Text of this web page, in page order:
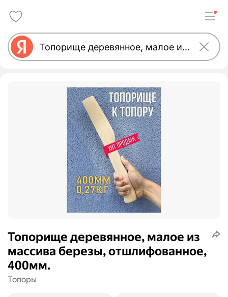
Топорище деревянное, малое из
массива березы, отшлифованное,
400мм.
Топоры